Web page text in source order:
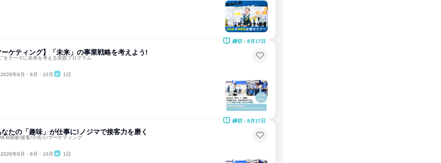
ーケティング】「未来」の事業戦略を考えよう!
”をテーマに未来を考える実践プログラム
2026年8月・9月・10月 1日
締切：8月17日
なたの「趣味」が仕事に!ノジマで接客力を磨く
開催/接客/小売り/マーケティング
2026年8月・9月・10月 1日
締切：8月17日